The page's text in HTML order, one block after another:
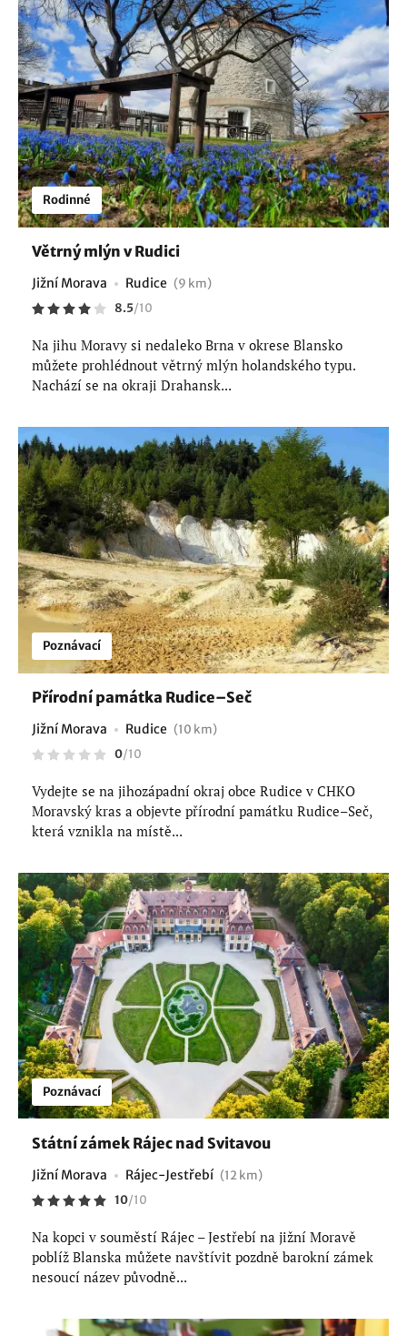
Rodinné
Větrný mlýn v Rudici
Jižní Morava Rudice (9 km)
8.5/10
Na jihu Moravy si nedaleko Brna v okrese Blansko
můžete prohlédnout větrný mlýn holandského typu.
Nachází se na okraji Drahansk...
Poznávací
Přírodní památka Rudice–Seč
Jižní Morava Rudice (10 km)
0/10
Vydejte se na jihozápadní okraj obce Rudice v CHKO
Moravský kras a objevte přírodní památku Rudice–Seč,
která vznikla na místě...
Poznávací
Státní zámek Rájec nad Svitavou
Jižní Morava Rájec-Jestřebí (12 km)
10/10
Na kopci v souměstí Rájec – Jestřebí na jižní Moravě
poblíž Blanska můžete navštívit pozdně barokní zámek
nesoucí název původně...